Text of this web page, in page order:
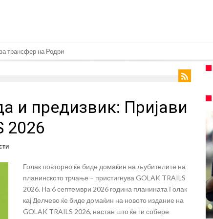
трансфер на Родри
брутално го понижи Ференцварош по натпреварот
напаѓач од Интер: Цената е 85 милиони евра
какво што не е видено од 2010 година?
а потоа градоначалникот го остави без зборови
го спореди Алварез со Гризман
по нов играч за врска
е средено, се враќам посилен од кога било
и предизвик: Пријави
2026
Голак повторно ќе биде домаќин на љубителите на
планинското трчање – пристигнува GOLAK TRAILS
2026. На 6 септември 2026 година планината Голак
кај Делчево ќе биде домаќин на новото издание на
GOLAK TRAILS 2026, настан што ќе ги собере